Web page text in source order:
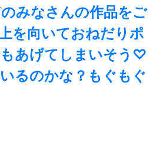
みなさんの作品をご
を向いておねだりポ
あげてしまいそう♡
るのかな？もぐもぐ